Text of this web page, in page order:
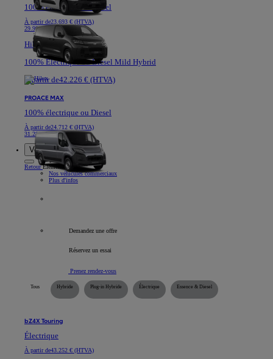
100% électrique ou Diesel
À partir de23.693 € (HTVA)
29.991 €
Hilux
100% Electrique ou Diesel Mild Hybrid
À partir de42.226 € (HTVA)
PROACE MAX
100% électrique ou Diesel
À partir de24.712 € (HTVA)
31.282 €
Voitures de société
RetourÉlément
Nos véhicules commerciaux
Plus d'infos
Demandez une offre
Réservez un essai
Prenez rendez-vous
Tous Hybride Plug-in Hybride Électrique Essence & Diesel
bZ4X Touring
Électrique
À partir de43.252 € (HTVA)